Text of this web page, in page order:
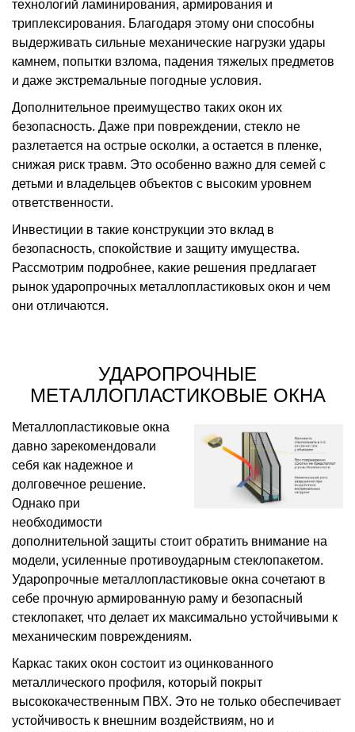
технологий ламинирования, армирования и
триплексирования. Благодаря этому они способны
выдерживать сильные механические нагрузки удары
камнем, попытки взлома, падения тяжелых предметов
и даже экстремальные погодные условия.
Дополнительное преимущество таких окон их
безопасность. Даже при повреждении, стекло не
разлетается на острые осколки, а остается в пленке,
снижая риск травм. Это особенно важно для семей с
детьми и владельцев объектов с высоким уровнем
ответственности.
Инвестиции в такие конструкции это вклад в
безопасность, спокойствие и защиту имущества.
Рассмотрим подробнее, какие решения предлагает
рынок ударопрочных металлопластиковых окон и чем
они отличаются.
УДАРОПРОЧНЫЕ
МЕТАЛЛОПЛАСТИКОВЫЕ ОКНА
Металлопластиковые окна
давно зарекомендовали
себя как надежное и
долговечное решение.
Однако при
необходимости
дополнительной защиты стоит обратить внимание на
модели, усиленные противоударным стеклопакетом.
Ударопрочные металлопластиковые окна сочетают в
себе прочную армированную раму и безопасный
стеклопакет, что делает их максимально устойчивыми к
механическим повреждениям.
Каркас таких окон состоит из оцинкованного
металлического профиля, который покрыт
высококачественным ПВХ. Это не только обеспечивает
устойчивость к внешним воздействиям, но и